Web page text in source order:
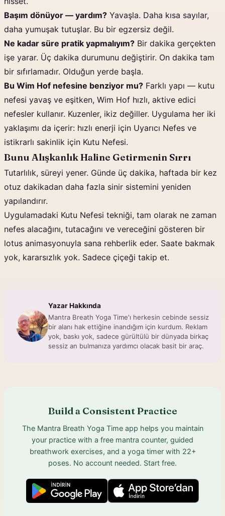
Başım dönüyor — yardım? Yavaşla. Daha kısa sayılar,
daha yumuşak tutuşlar. Bu bir egzersiz değil.
Ne kadar süre pratik yapmalıyım? Bir dakika gerçekten
işe yarar. Üç dakika durumunu değiştirir. On dakika tam
bir sıfırlamadır. Olduğun yerde başla.
Bu Wim Hof nefesine benziyor mu? Farklı yapı — kutu
nefesi yavaş ve eşitken, Wim Hof hızlı, aktive edici
nefesler kullanır. Kuzenler, ikiz değiller. Uygulama her iki
yaklaşımı da içerir: hızlı enerji için Uyarıcı Nefes ve
istikrarlı sakinlik için Kutu Nefesi.
Bunu Alışkanlık Haline Getirmenin Sırrı
Tutarlılık, süreyi yener. Günde üç dakika, haftada bir kez
otuz dakikadan daha fazla sinir sistemini yeniden
yapılandırır.
Uygulamadaki Kutu Nefesi tekniği, tam olarak ne zaman
nefes alacağını, tutacağını ve vereceğini gösteren bir
lotus animasyonuyla sana rehberlik eder. Saate bakmak
yok, kararsızlık yok. Sadece çiçeği takip et.
Yazar Hakkında
Mantra Breath Yoga Time'ı herkesin cebinde sessiz
bir alanı hak ettiğine inandığım için kurdum. Reklam
yok, baskı yok, sadece gürültülü bir dünyada birkaç
sessiz an bulmanıza yardımcı olacak basit bir araç.
Build a Consistent Practice
The Mantra Breath Yoga Time app helps you maintain
your practice with a free mantra counter, guided
breathwork exercises, and a yoga timer with 22+
poses. No account needed. Start free.